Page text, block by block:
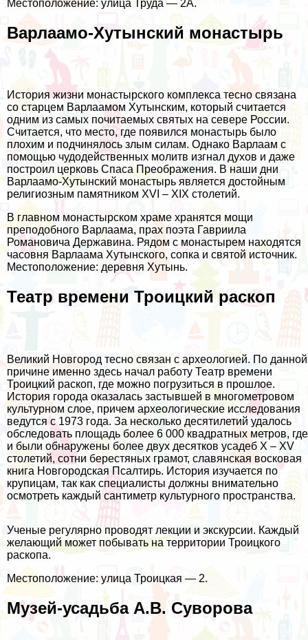
Местоположение: улица Труда — 2А.
Варлаамо-Хутынский монастырь
История жизни монастырского комплекса тесно связана
со старцем Варлаамом Хутынским, который считается
одним из самых почитаемых святых на севере России.
Считается, что место, где появился монастырь было
плохим и подчинялось злым силам. Однако Варлаам с
помощью чудодейственных молитв изгнал духов и даже
построил церковь Спаса Преображения. В наши дни
Варлаамо-Хутынский монастырь является достойным
религиозным памятником XVI – XIX столетий.
В главном монастырском храме хранятся мощи
преподобного Варлаама, прах поэта Гавриила
Романовича Державина. Рядом с монастырем находятся
часовня Варлаама Хутынского, сопка и святой источник.
Местоположение: деревня Хутынь.
Театр времени Троицкий раскоп
Великий Новгород тесно связан с археологией. По данной
причине именно здесь начал работу Театр времени
Троицкий раскоп, где можно погрузиться в прошлое.
История города оказалась застывшей в многометровом
культурном слое, причем археологические исследования
ведутся с 1973 года. За несколько десятилетий удалось
обследовать площадь более 6 000 квадратных метров, где
и были обнаружены более двух десятков усадеб X – XV
столетий, сотни берестяных грамот, славянская восковая
книга Новгородская Псалтирь. История изучается по
крупицам, так как специалисты должны внимательно
осмотреть каждый сантиметр культурного пространства.
Ученые регулярно проводят лекции и экскурсии. Каждый
желающий может побывать на территории Троицкого
раскопа.
Местоположение: улица Троицкая — 2.
Музей-усадьба А.В. Суворова